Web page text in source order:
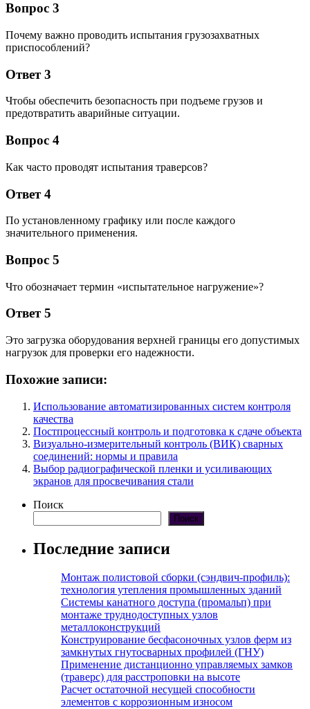
Вопрос 3
Почему важно проводить испытания грузозахватных
приспособлений?
Ответ 3
Чтобы обеспечить безопасность при подъеме грузов и
предотвратить аварийные ситуации.
Вопрос 4
Как часто проводят испытания траверсов?
Ответ 4
По установленному графику или после каждого
значительного применения.
Вопрос 5
Что обозначает термин «испытательное нагружение»?
Ответ 5
Это загрузка оборудования верхней границы его допустимых
нагрузок для проверки его надежности.
Похожие записи:
Использование автоматизированных систем контроля
качества
Постпроцессный контроль и подготовка к сдаче объекта
Визуально-измерительный контроль (ВИК) сварных
соединений: нормы и правила
Выбор радиографической пленки и усиливающих
экранов для просвечивания стали
Поиск
Поиск
Последние записи
Монтаж полистовой сборки (сэндвич-профиль):
технология утепления промышленных зданий
Системы канатного доступа (промальп) при
монтаже труднодоступных узлов
металлоконструкций
Конструирование бесфасоночных узлов ферм из
замкнутых гнутосварных профилей (ГНУ)
Применение дистанционно управляемых замков
(траверс) для расстроповки на высоте
Расчет остаточной несущей способности
элементов с коррозионным износом